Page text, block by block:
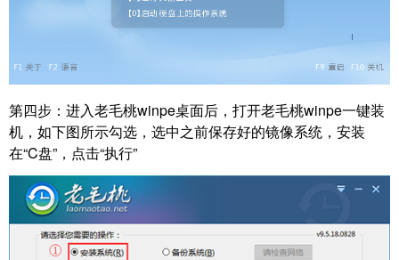
第四步： 进入老毛桃winpe桌面后，打开老毛桃winpe一键装
机，如下图所示勾选，选中之前保存好的镜像系统，安装
在“C盘”，点击“执行”